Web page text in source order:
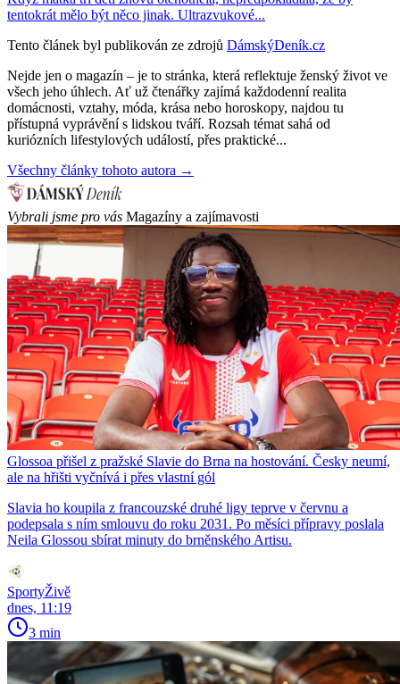
tentokrát mělo být něco jinak. Ultrazvukové...
Tento článek byl publikován ze zdrojů DámskýDeník.cz
Nejde jen o magazín – je to stránka, která reflektuje ženský život ve
všech jeho úhlech. Ať už čtenářky zajímá každodenní realita
domácnosti, vztahy, móda, krása nebo horoskopy, najdou tu
přístupná vyprávění s lidskou tváří. Rozsah témat sahá od
kuriózních lifestylových událostí, přes praktické...
Všechny články tohoto autora →
Vybrali jsme pro vás Magazíny a zajímavosti
Glossoa přišel z pražské Slavie do Brna na hostování. Česky neumí,
ale na hřišti vyčnívá i přes vlastní gól
Slavia ho koupila z francouzské druhé ligy teprve v červnu a
podepsala s ním smlouvu do roku 2031. Po měsíci přípravy poslala
Neila Glossou sbírat minuty do brněnského Artisu.
SportyŽivě
dnes, 11:19
3 min